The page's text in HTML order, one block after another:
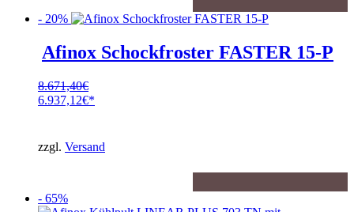
- 20%
Afinox Schockfroster FASTER 15-P
8.671,40€
Ursprünglicher
8.671,40€
6.937,12€
ist:
6.937,12€.
zzgl. Versand
- 65%